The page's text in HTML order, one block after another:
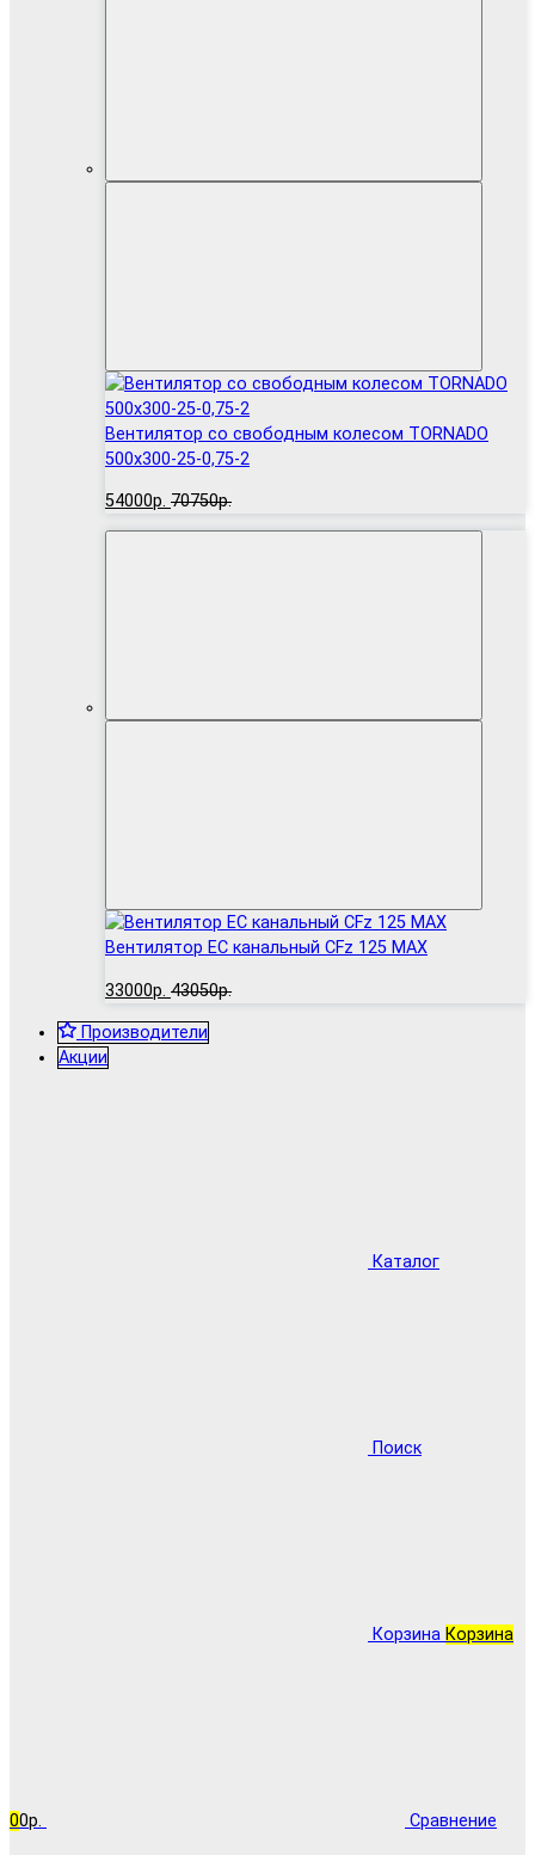
Вентилятор cо свободным колесом TORNADO
500x300-25-0,75-2
54000р. 70750р.
Вентилятор EC канальный CFz 125 MAX
33000р. 43050р.
Производители
Акции
Каталог
Поиск
Корзина Корзина
00р. Сравнение